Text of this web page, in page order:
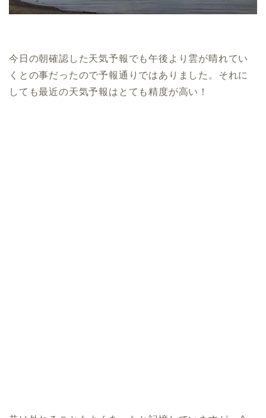
今日の朝確認した天気予報でも午後より雲が晴れてい
くとの事だったので予報通りではありました。それに
しても最近の天気予報はとても精度が高い！